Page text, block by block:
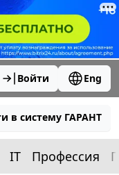
Войти Eng
в систему ГАРАНТ
IT Профессия